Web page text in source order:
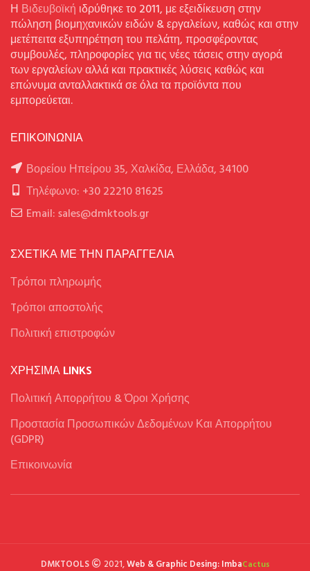
Η Βιδευβοϊκή ιδρύθηκε το 2011, με εξειδίκευση στην
πώληση βιομηχανικών ειδών & εργαλείων, καθώς και στην
μετέπειτα εξυπηρέτηση του πελάτη, προσφέροντας
συμβουλές, πληροφορίες για τις νέες τάσεις στην αγορά
των εργαλείων αλλά και πρακτικές λύσεις καθώς και
επώνυμα ανταλλακτικά σε όλα τα προϊόντα που
εμπορεύεται.
ΕΠΙΚΟΙΝΩΝΙΑ
Βορείου Ηπείρου 35, Χαλκίδα, Ελλάδα, 34100
Τηλέφωνο: +30 22210 81625
Email: sales@dmktools.gr
ΣΧΕΤΙΚΑ ΜΕ ΤΗΝ ΠΑΡΑΓΓΕΛΙΑ
Τρόποι πληρωμής
Tρόποι αποστολής
Πολιτική επιστροφών
ΧΡΉΣΙΜΑ LINKS
Πολιτική Απορρήτου & Όροι Χρήσης
Προστασία Προσωπικών Δεδομένων Και Απορρήτου
(GDPR)
Επικοινωνία
DMKTOOLS 2021,Web & Graphic Desing: ImbaCactus